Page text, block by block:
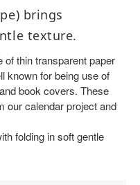
brings
texture.
of thin transparent paper
known for being use of
book covers. These
our calendar project and
folding in soft gentle